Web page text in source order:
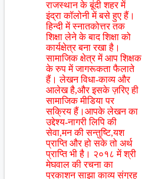
राजस्थान के बूंदी शहर में
इंद्रा कॉलोनी में बसे हुए हैं।
हिन्दी में स्नातकोत्तर तक
शिक्षा लेने के बाद शिक्षा को
कार्यक्षेत्र बना रखा है।
सामाजिक क्षेत्र में आप शिक्षक
के रुप में जागरूकता फैलाते
हैं। लेखन विधा-काव्य और
आलेख है,और इसके ज़रिए ही
सामाजिक मीडिया पर
सक्रिय हैं।आपके लेखन का
उद्देश्य-नागरी लिपि की
सेवा,मन की सन्तुष्टि,यश
प्राप्ति और हो सके तो अर्थ
प्राप्ति भी है। २०१८ में श्री
मेघवाल की रचना का
प्रकाशन साझा काव्य संग्रह